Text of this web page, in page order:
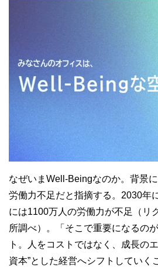
なぜいま Well-Beingなのか。背景
労働力不足だと指摘する。 2030年
には1100万人の労働力が不足（リ
所調べ）。「そこで重要になるの
ト。人をコストではなく、成長の
資本”とした経営へシフトしていく